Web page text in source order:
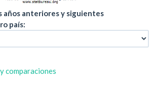
años anteriores y siguientes
país:
comparaciones